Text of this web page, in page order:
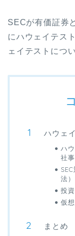
SECが有価証券
にハウェイテスト
ェイテストにつ
ハウェ
ハ
社
法）
投
仮
まとめ